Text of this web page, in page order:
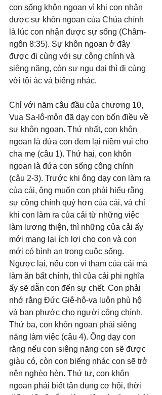
con sống khôn ngoan vì khi con nhận
được sự khôn ngoan của Chúa chính
là lúc con nhận được sự sống (Châm-
ngôn 8:35). Sự khôn ngoan ở đây
được đi cùng với sự công chính và
siêng năng, còn sự ngu dại thì đi cùng
với tội ác và biếng nhác.
Chỉ với năm câu đầu của chương 10,
Vua Sa-lô-môn đã dạy con bốn điều về
sự khôn ngoan. Thứ nhất, con khôn
ngoan là đứa con đem lại niềm vui cho
cha mẹ (câu 1). Thứ hai, con khôn
ngoan là đứa con sống công chính
(câu 2-3). Trước khi ông dạy con làm ra
của cải, ông muốn con phải hiểu rằng
sự công chính quý hơn của cải, và chỉ
khi con làm ra của cải từ những việc
làm lương thiện, thì những của cải ấy
mới mang lại ích lợi cho con và con
mới có bình an trong cuộc sống.
Ngược lại, nếu con vì tham của cải mà
làm ăn bất chính, thì của cải phi nghĩa
ấy sẽ dẫn con đến sự chết. Con phải
nhớ rằng Đức Giê-hô-va luôn phù hộ
và ban phước cho người công chính.
Thứ ba, con khôn ngoan phải siêng
năng làm việc (câu 4). Ông dạy con
rằng nếu con siêng năng con sẽ được
giàu có, còn con biếng nhác con sẽ trở
nên nghèo hèn. Thứ tư, con khôn
ngoan phải biết tận dụng cơ hội, thời